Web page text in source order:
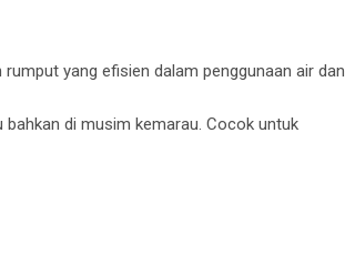
yang efisien dalam penggunaan air dan
bahkan di musim kemarau. Cocok untuk